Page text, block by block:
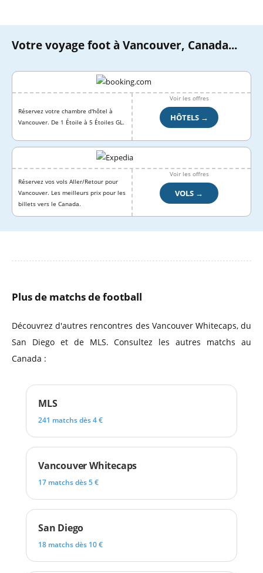
Votre voyage foot à Vancouver, Canada...
Réservez votre chambre d'hôtel à
Vancouver. De 1 Étoile à 5 Étoiles GL.
Voir les offres
HÔTELS →
Réservez vos vols Aller/Retour pour
Vancouver. Les meilleurs prix pour les
billets vers le Canada.
Voir les offres
VOLS →
Plus de matchs de football
Découvrez d'autres rencontres des Vancouver Whitecaps, du
San Diego et de MLS. Consultez les autres matchs au
Canada :
MLS
241 matchs dès 4 €
Vancouver Whitecaps
17 matchs dès 5 €
San Diego
18 matchs dès 10 €